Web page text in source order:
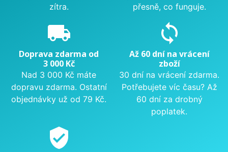
zítra.
přesně, co funguje.
local_shipping
Doprava zdarma od
3 000 Kč
Nad 3 000 Kč máte
dopravu zdarma. Ostatní
objednávky už od 79 Kč.
sync
Až 60 dní na vrácení
zboží
30 dní na vrácení zdarma.
Potřebujete víc času? Až
60 dní za drobný
poplatek.
verified_user